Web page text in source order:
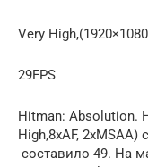
Very
29FPS
Hitman: Absolution.
High,8xAF, 2xMSAA)
составило 49. На